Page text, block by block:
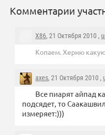
Комментарии
X86, 21 Октября 2010 ,
Копаем. Херню
axes, 21 Октября 2010 ,
Все пиарят айпад
подсядет, то
измеряет:)))